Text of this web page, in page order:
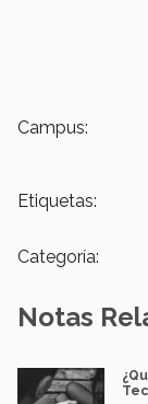
Campus:
Etiquetas:
Categoría:
Notas